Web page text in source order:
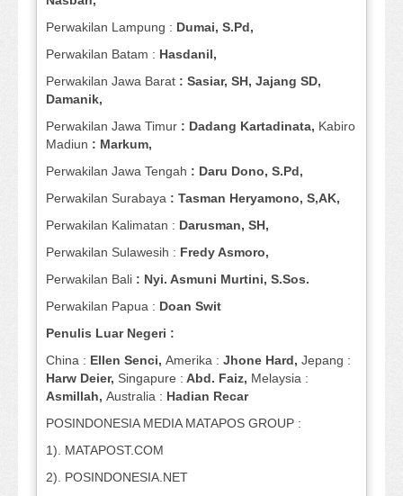
Perwakilan Lampung : Dumai, S.Pd,
Perwakilan Batam : Hasdanil,
Perwakilan Jawa Barat : Sasiar, SH, Jajang SD,
Damanik,
Perwakilan Jawa Timur : Dadang Kartadinata, Kabiro
Madiun : Markum,
Perwakilan Jawa Tengah : Daru Dono, S.Pd,
Perwakilan Surabaya : Tasman Heryamono, S,AK,
Perwakilan Kalimatan : Darusman, SH,
Perwakilan Sulawesih : Fredy Asmoro,
Perwakilan Bali : Nyi. Asmuni Murtini, S.Sos.
Perwakilan Papua : Doan Swit
Penulis Luar Negeri :
China : Ellen Senci, Amerika : Jhone Hard, Jepang :
Harw Deier, Singapure : Abd. Faiz, Melaysia :
Asmillah, Australia : Hadian Recar
POSINDONESIA MEDIA MATAPOS GROUP :
1). MATAPOST.COM
2). POSINDONESIA.NET